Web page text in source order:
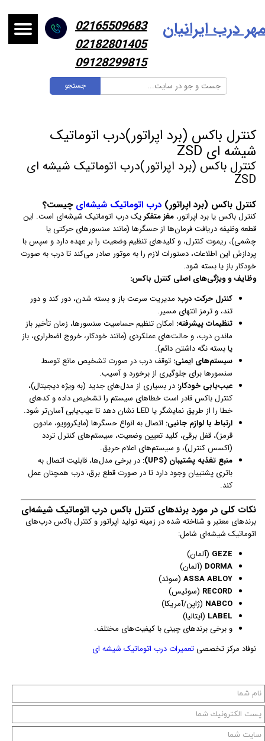
جستجو
درب ایرانیان
02165509683
02182801405
09128299815
کنترل باکس (برد اپراتور)درب اتوماتیک
شیشه ای ZSD
کنترل باکس (برد اپراتور)درب اتوماتیک شیشه ای
ZSD
کنترل باکس (برد اپراتور) درب اتوماتیک شیشه‌ای چیست؟
کنترل باکس یا برد اپراتور، مغز متفکریک درب اتوماتیک شیشه‌ای است. این
قطعه وظیفه دریافت فرمان‌ها از حسگرها (مانند سنسورهای حرکتی یا
چشمی)، ریموت کنترل، و کلیدهای تنظیم وضعیت را بر عهده دارد و سپس با
پردازش این اطلاعات، دستورات لازم را به موتور صادر می‌کند تا درب به صورت
خودکار باز یا بسته شود.
وظایف و ویژگی‌های اصلی کنترل باکس:
کنترل حرکت درب: مدیریت سرعت باز و بسته شدن، دور کند و دور
تند، و ترمز انتهای مسیر.
تنظیمات پیشرفته: امکان تنظیم حساسیت سنسورها، زمان تأخیر باز
ماندن درب، و حالت‌های عملکردی (مانند خودکار، خروج اضطراری، باز
یا بسته نگه داشتن دائم).
سیستم‌های ایمنی: توقف درب در صورت تشخیص مانع توسط
سنسورها برای جلوگیری از برخورد و آسیب.
عیب‌یابی خودکار: در بسیاری از مدل‌های جدید (به ویژه دیجیتال)،
کنترل باکس قادر است خطاهای سیستم را تشخیص داده و کدهای
خطا را از طریق نمایشگر یا LED نشان دهد تا عیب‌یابی آسان‌تر شود.
ارتباط با لوازم جانبی: اتصال به انواع حسگرها (مایکروویو، مادون
قرمز)، قفل برقی، کلید تعیین وضعیت، سیستم‌های کنترل تردد
(اکسس کنترل)، و سیستم‌های اعلام حریق.
منبع تغذیه پشتیبان (UPS):
در برخی مدل‌ها، قابلیت اتصال به
باتری پشتیبان وجود دارد تا در صورت قطع برق، درب همچنان عمل
کند.
نکات کلی در مورد برندهای کنترل باکس درب اتوماتیک شیشه‌ای
برندهای معتبر و شناخته شده در زمینه تولید اپراتور و کنترل باکس درب‌های
اتوماتیک شیشه‌ای شامل:
GEZE (آلمان)
DORMA (آلمان)
ASSA ABLOY (سوئد)
RECORD (سوئیس)
NABCO (ژاپن/آمریکا)
LABEL (ایتالیا)
و برخی برندهای چینی با کیفیت‌های مختلف.
نوفاد مرکز تخصصیتعمیرات درب اتوماتیک شیشه ای